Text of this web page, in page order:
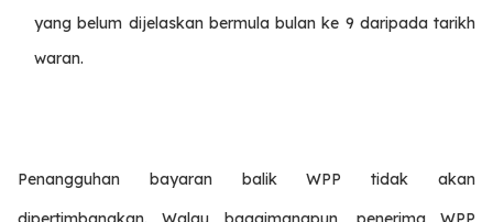
yang belum dijelaskan bermula bulan ke 9 daripada tarikh
waran.
Penangguhan bayaran balik WPP tidak akan